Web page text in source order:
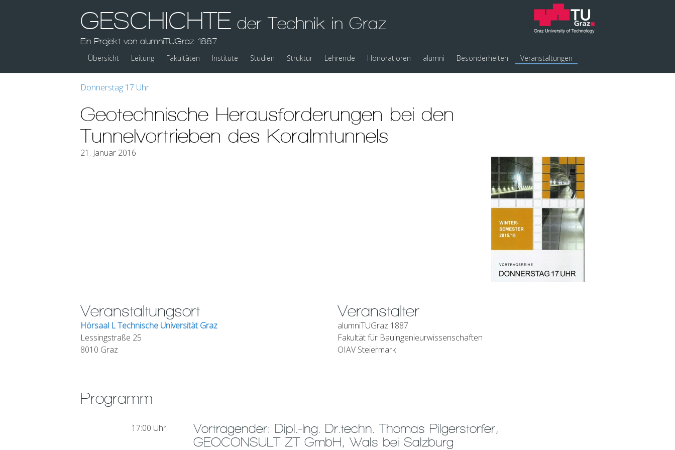
GESCHICHTE der Technik in Graz
Ein Projekt von alumniTUGraz 1887
Übersicht Leitung Fakultäten Institute Studien Struktur Lehrende Honoratioren alumni Besonderheiten Veranstaltungen
Donnerstag 17 Uhr
Geotechnische Herausforderungen bei den
Tunnelvortrieben des Koralmtunnels
21. Januar 2016
Veranstaltungsort
Hörsaal L Technische Universität Graz
Lessingstraße 25
8010 Graz
Veranstalter
alumniTUGraz 1887
Fakultät für Bauingenieurwissenschaften
OIAV Steiermark
Programm
17:00 Uhr
Vortragender: Dipl.-Ing. Dr.techn. Thomas Pilgerstorfer,
GEOCONSULT ZT GmbH, Wals bei Salzburg